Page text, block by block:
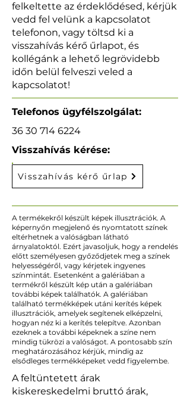
felkeltette az érdeklődésed, kérjük
vedd fel velünk a kapcsolatot
telefonon, vagy töltsd ki a
visszahívás kérő űrlapot, és
kollégánk a lehető legrövidebb
időn belül felveszi veled a
kapcsolatot!
Telefonos ügyfélszolgálat:
36 30 714 6224
Visszahívás kérése:
Visszahívás kérő űrlap
A termékekről készült képek illusztrációk. A
képernyőn megjelenő és nyomtatott színek
eltérhetnek a valóságban látható
árnyalatoktól. Ezért javasoljuk, hogy a rendelés
előtt személyesen győződjetek meg a színek
helyességéről, vagy kérjetek ingyenes
színmintát. Esetenként a galériában a
termékről készült kép után a galériában
további képek találhatók. A galériában
található termékképek utáni kerítés képek
illusztrációk, amelyek segítenek elképzelni,
hogyan néz ki a kerítés telepítve. Azonban
ezeknek a további képeknek a színe nem
mindig tükrözi a valóságot. A pontosabb szín
meghatározásához kérjük, mindig az
elsődleges termékképeket vedd figyelembe.
A feltüntetett árak
kiskereskedelmi bruttó árak,